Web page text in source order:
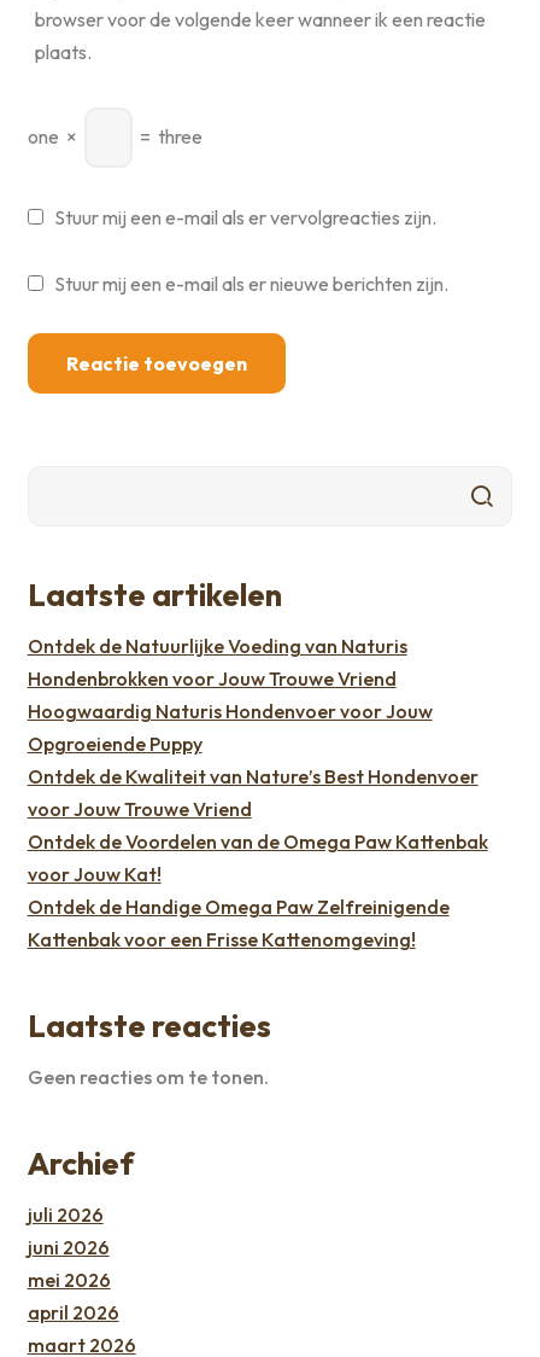
browser voor de volgende keer wanneer ik een reactie
plaats.
one × = three
Stuur mij een e-mail als er vervolgreacties zijn.
Stuur mij een e-mail als er nieuwe berichten zijn.
Laatste artikelen
Ontdek de Natuurlijke Voeding van Naturis
Hondenbrokken voor Jouw Trouwe Vriend
Hoogwaardig Naturis Hondenvoer voor Jouw
Opgroeiende Puppy
Ontdek de Kwaliteit van Nature’s Best Hondenvoer
voor Jouw Trouwe Vriend
Ontdek de Voordelen van de Omega Paw Kattenbak
voor Jouw Kat!
Ontdek de Handige Omega Paw Zelfreinigende
Kattenbak voor een Frisse Kattenomgeving!
Laatste reacties
Geen reacties om te tonen.
Archief
juli 2026
juni 2026
mei 2026
april 2026
maart 2026